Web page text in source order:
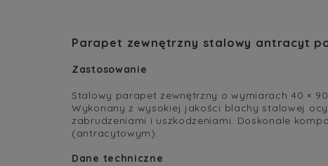
Parapet zewnętrzny stalowy antracyt
Zastosowanie
Stalowy parapet zewnętrzny o wymiarach 40 ×
Wykonany z wysokiej jakości blachy stalowej
zabrudzeniami i uszkodzeniami. Doskonale
(antracytowym).
Dane techniczne